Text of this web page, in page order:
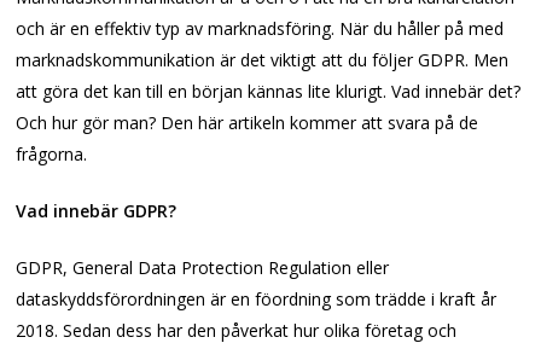
och är en effektiv typ av marknadsföring. När du håller på med
marknadskommunikation är det viktigt att du följer GDPR. Men
att göra det kan till en början kännas lite klurigt. Vad innebär det?
Och hur gör man? Den här artikeln kommer att svara på de
frågorna.
Vad innebär GDPR?
GDPR, General Data Protection Regulation eller
dataskyddsförordningen är en föordning som trädde i kraft år
2018. Sedan dess har den påverkat hur olika företag och